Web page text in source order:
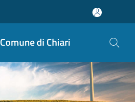
Comune di Chiari